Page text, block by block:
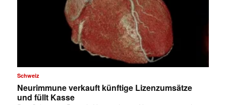
Schweiz
Neurimmune verkauft künftige Lizenzumsätze
und füllt Kasse